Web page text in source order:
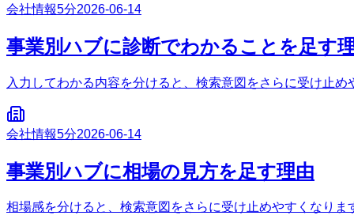
会社情報5分2026-06-14
事業別ハブに診断でわかることを足す
入力してわかる内容を分けると、検索意図をさらに受け止め
会社情報5分2026-06-14
事業別ハブに相場の見方を足す理由
相場感を分けると、検索意図をさらに受け止めやすくなりま